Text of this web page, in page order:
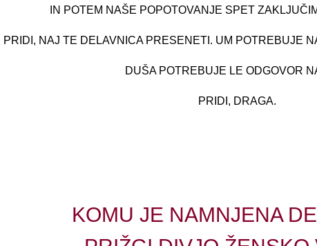
IN POTEM NAŠE POPOTOVANJE SPET
PRIDI, NAJ TE DELAVNICA PRESENETI. UM POTREBUJE
DUŠA POTREBUJE LE ODGOVOR
PRIDI, DRAGA.
KOMU JE NAMNJENA